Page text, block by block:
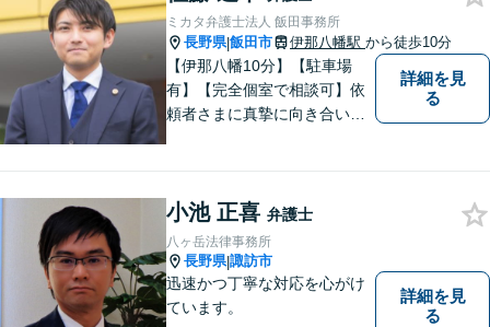
ミカタ弁護士法人 飯田事務所
長野県|飯田市 伊那八幡駅 から徒歩10分
【伊那八幡10分】【駐車場
有】【完全個室で相談可】依
頼者さまに真摯に向き合い、
は日本全国です。 遠方の方は
Web面談や電話でのご連絡が
可能です。
詳細を見
る
小池 正喜 弁護士
八ヶ岳法律事務所
長野県|諏訪市
迅速かつ丁寧な対応を心がけ
ています。
詳細を見
る